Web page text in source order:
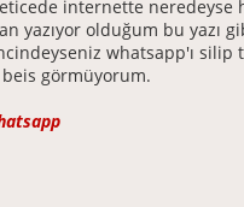
internette neredeyse
yazıyor olduğum bu yazı
whatsapp'ı silip
görmüyorum.